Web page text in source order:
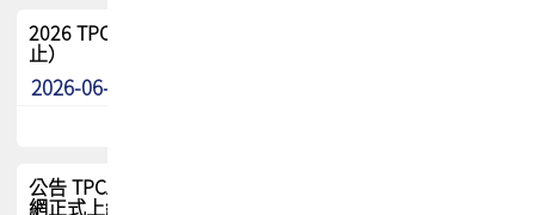
2026 TPCA健康盃保齡球聯誼賽 熱烈報名中（8/3報名截
止）
2026-06-29
公告 TPCA 台灣電路板協會官網將迎來新面貌，7/1 新官
網正式上線！